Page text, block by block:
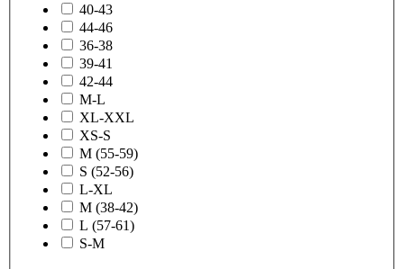
40-43
44-46
36-38
39-41
42-44
M-L
XL-XXL
XS-S
M (55-59)
S (52-56)
L-XL
M (38-42)
L (57-61)
S-M